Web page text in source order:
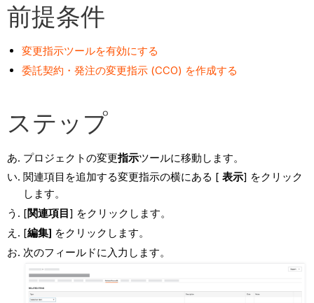
前提条件
変更指示ツールを有効にする
委託契約・発注の変更指示 (CCO) を作成する
ステップ
プロジェクトの変更指示ツールに移動します。
関連項目を追加する変更指示の横にある [ 表示] をクリック
します。
[関連項目 ] をクリックします。
[編集] をクリックします。
次のフィールドに入力します。